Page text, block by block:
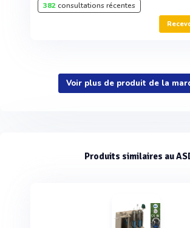
382consultations récentes
Voir plus de produit de la
Produits similaires au